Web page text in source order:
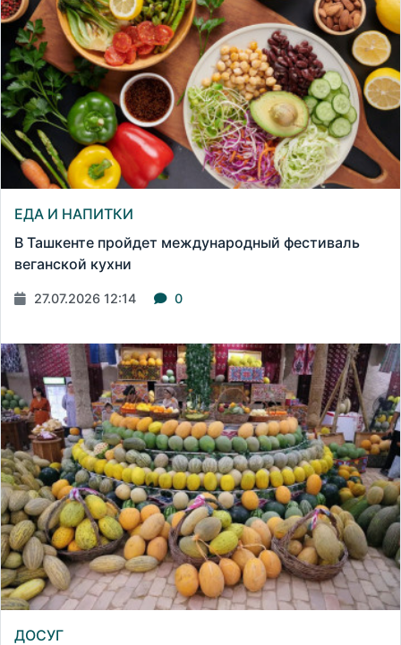
ЕДА И НАПИТКИ
В Ташкенте пройдет международный фестиваль
веганской кухни
27.07.2026 12:14 0
ДОСУГ